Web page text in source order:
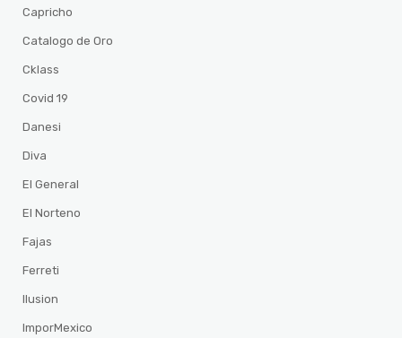
Capricho
Catalogo de Oro
Cklass
Covid 19
Danesi
Diva
El General
El Norteno
Fajas
Ferreti
Ilusion
ImporMexico